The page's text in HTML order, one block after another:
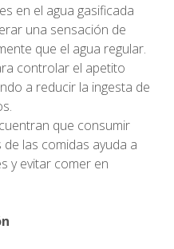
en el agua gasificada
una sensación de
que el agua regular.
controlar el apetito
a reducir la ingesta de
que consumir
las comidas ayuda a
y evitar comer en